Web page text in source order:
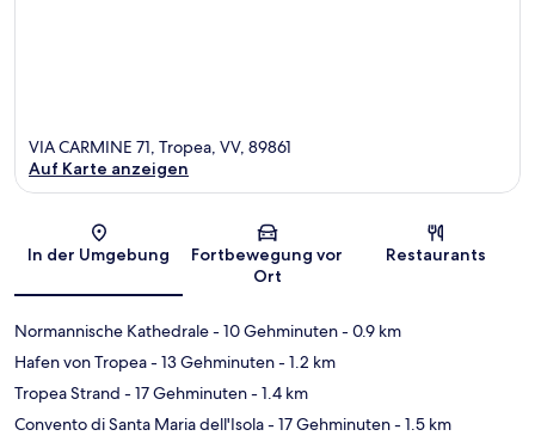
Karte
VIA CARMINE 71, Tropea, VV, 89861
Auf Karte anzeigen
In der Umgebung
Fortbewegung vor
Ort
Restaurants
Normannische Kathedrale- 10 Gehminuten- 0.9 km
Hafen von Tropea- 13 Gehminuten- 1.2 km
Tropea Strand - 17 Gehminuten- 1.4 km
Convento di Santa Maria dell'Isola- 17 Gehminuten- 1.5 km